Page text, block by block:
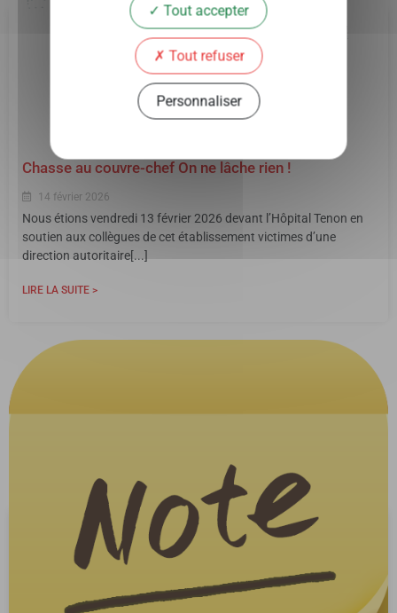
Chasse au couvre-chef On ne lâche rien !
14 février 2026
Nous étions vendredi 13 février 2026 devant l’Hôpital Tenon en
soutien aux collègues de cet établissement victimes d’une
direction autoritaire[...]
LIRE LA SUITE >
Tout accepter
Tout refuser
Personnaliser